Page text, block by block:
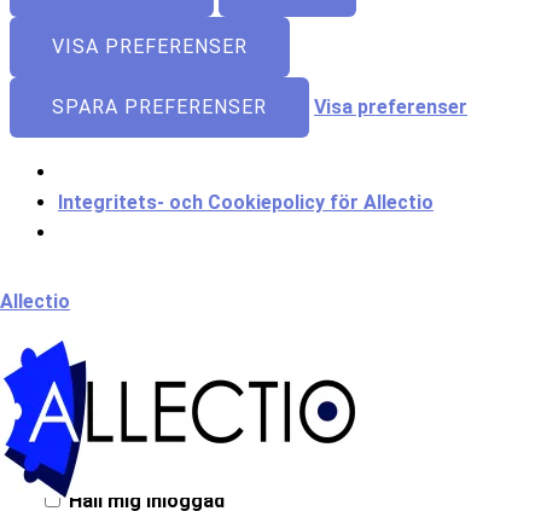
VISA PREFERENSER
SPARA PREFERENSER Visa preferenser
Integritets- och Cookiepolicy för Allectio
Allectio
Välkommen till Allectio!
Håll mig inloggad